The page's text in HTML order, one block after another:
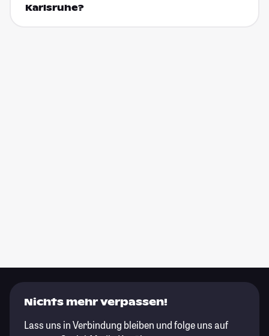
Karlsruhe?
Nichts mehr verpassen!
Lass uns in Verbindung bleiben und folge uns auf